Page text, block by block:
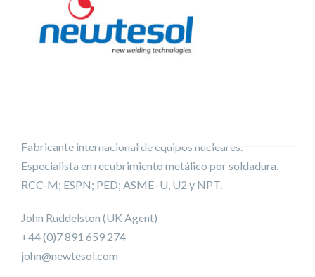
Fabricante internacional de equipos nucleares.
Especialista en recubrimiento metálico por soldadura.
RCC-M; ESPN; PED; ASME–U, U2 y NPT.
John Ruddelston (UK Agent)
+44 (0)7 891 659 274
john@newtesol.com